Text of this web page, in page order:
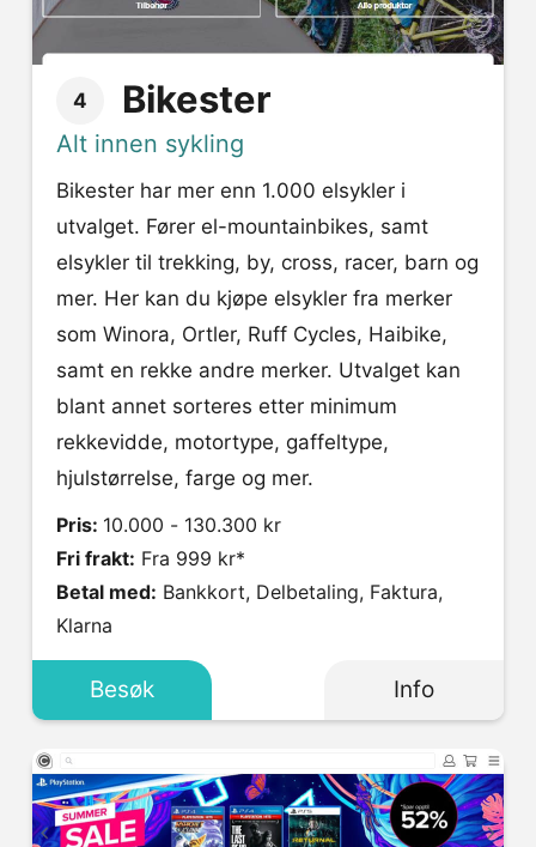
4 Bikester
Alt innen sykling
Bikester har mer enn 1.000 elsykler i
utvalget. Fører el-mountainbikes, samt
elsykler til trekking, by, cross, racer, barn og
mer. Her kan du kjøpe elsykler fra merker
som Winora, Ortler, Ruff Cycles, Haibike,
samt en rekke andre merker. Utvalget kan
blant annet sorteres etter minimum
rekkevidde, motortype, gaffeltype,
hjulstørrelse, farge og mer.
Pris: 10.000 - 130.300 kr
Fri frakt: Fra 999 kr*
Betal med:
Klarna
Besøk Info